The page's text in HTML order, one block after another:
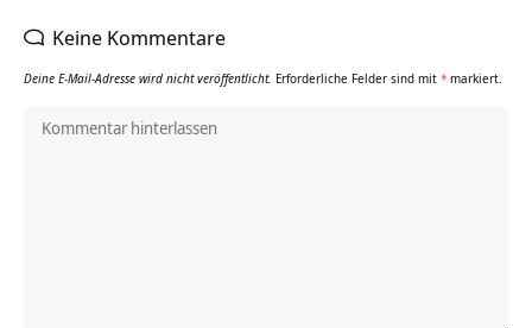
Keine Kommentare
Deine E-Mail-Adresse wird nicht veröffentlicht. Erforderliche Felder sind mit * markiert.